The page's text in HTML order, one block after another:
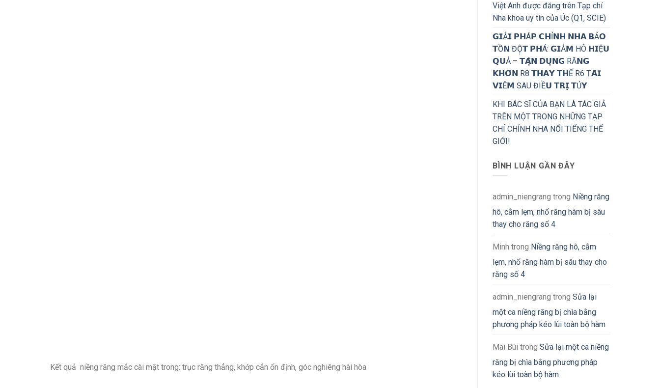
Kết quả niềng răng mắc cài mặt trong: trục răng thẳng, khớp cắn ổn định, góc nghiêng hài hòa
Việt Anh được đăng trên Tạp chí
Nha khoa uy tín của Úc (Q1, SCIE)
𝗚𝗜Ả𝗜 𝗣𝗛Á𝗣 𝗖𝗛Ỉ𝗡𝗛 𝗡𝗛𝗔 𝗕Ả𝗢
𝗧Ồ𝗡 ĐỘ̣𝗧 𝗣𝗛Á: 𝗚𝗜Ả𝗠 HÔ 𝗛𝗜Ệ𝗨
𝗤𝗨Ả – 𝗧𝗔̣̂𝗡 𝗗𝗨̣𝗡𝗚 RĂ𝗡𝗚
𝗞𝗛𝗢̂𝗡 R8 𝗧𝗛𝗔𝗬 𝗧𝗛Ế R6 Ṭ𝗔́𝗜
𝗩𝗜Ê𝗠 SAU ĐIỀ𝗨 𝗧𝗥𝗜̣ 𝗧Ủ𝗬
KHI BÁC SĨ CỦA BẠN LÀ TÁC GIẢ
TRÊN MỘT TRONG NHỮNG TẠP
CHÍ CHỈNH NHA NỔI TIẾNG THẾ
GIỚI!
BÌNH LUẬN GẦN ĐÂY
admin_niengrang trong Niềng răng
hô, cằm lẹm, nhổ răng hàm bị sâu
thay cho răng số 4
Minh trong Niềng răng hô, cằm
lẹm, nhổ răng hàm bị sâu thay cho
răng số 4
admin_niengrang trong Sửa lại
một ca niềng răng bị chìa bằng
phương pháp kéo lùi toàn bộ hàm
Mai Bùi trong Sửa lại một ca niềng
răng bị chìa bằng phương pháp
kéo lùi toàn bộ hàm